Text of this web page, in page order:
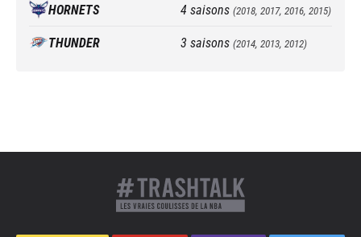
HORNETS
4 saisons (2018, 2017, 2016, 2015)
THUNDER 3saisons (2014, 2013, 2012)